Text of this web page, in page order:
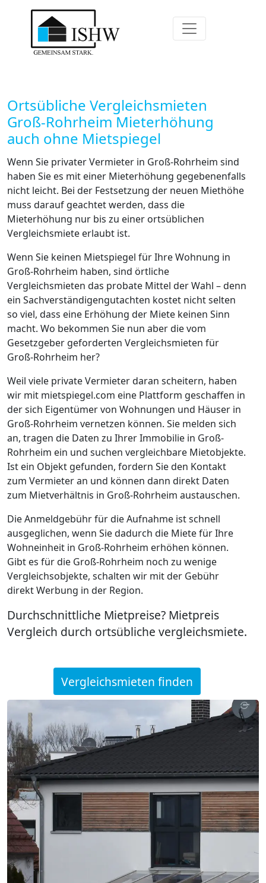
Ortsübliche Vergleichsmieten
Groß-Rohrheim Mieterhöhung
auch ohne Mietspiegel
Wenn Sie privater Vermieter in Groß-Rohrheim sind
haben Sie es mit einer Mieterhöhung gegebenenfalls
nicht leicht. Bei der Festsetzung der neuen Miethöhe
muss darauf geachtet werden, dass die
Mieterhöhung nur bis zu einer ortsüblichen
Vergleichsmiete erlaubt ist.
Wenn Sie keinen Mietspiegel für Ihre Wohnung in
Groß-Rohrheim haben, sind örtliche
Vergleichsmieten das probate Mittel der Wahl – denn
ein Sachverständigengutachten kostet nicht selten
so viel, dass eine Erhöhung der Miete keinen Sinn
macht. Wo bekommen Sie nun aber die vom
Gesetzgeber geforderten Vergleichsmieten für
Groß-Rohrheim her?
Weil viele private Vermieter daran scheitern, haben
wir mit mietspiegel.com eine Plattform geschaffen in
der sich Eigentümer von Wohnungen und Häuser in
Groß-Rohrheim vernetzen können. Sie melden sich
an, tragen die Daten zu Ihrer Immobilie in Groß-
Rohrheim ein und suchen vergleichbare Mietobjekte.
Ist ein Objekt gefunden, fordern Sie den Kontakt
zum Vermieter an und können dann direkt Daten
zum Mietverhältnis in Groß-Rohrheim austauschen.
Die Anmeldgebühr für die Aufnahme ist schnell
ausgeglichen, wenn Sie dadurch die Miete für Ihre
Wohneinheit in Groß-Rohrheim erhöhen können.
Gibt es für die Groß-Rohrheim noch zu wenige
Vergleichsobjekte, schalten wir mit der Gebühr
direkt Werbung in der Region.
Durchschnittliche Mietpreise? Mietpreis
Vergleich durch ortsübliche vergleichsmiete.
Vergleichsmieten finden